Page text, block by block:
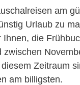
am
Urlaub zu
Ihnen, die
zwischen
Zeitraum
am billigsten.